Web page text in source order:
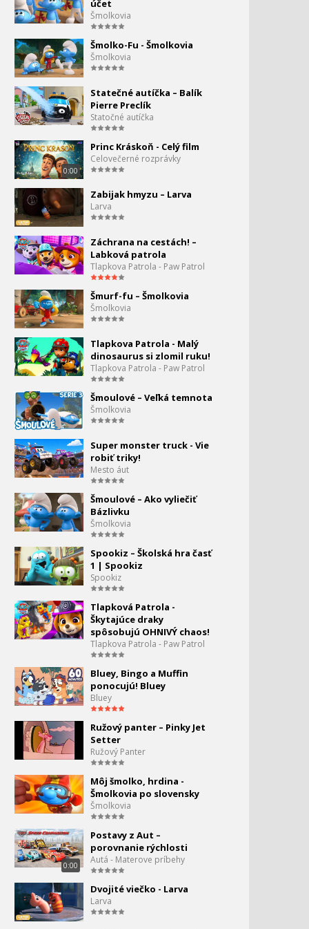
0:00
321. Tom a Jerry - Klasiky
Tom a Jerry - Na čerstvom
vzduchu
0:00
323.
Tom a Jerry -
Nezastaviteľný
0:00
324.
Tom a Jerry - ako
súrodenci
0:00
325. Tom a Jerry - Move it
Tom a Jerry - Piknik
Tom a Jerry - Tuffy
0:00
Tom a Jerry - Kráľovná
0:00
329.
Tom a Jerry - Toto muselo
bolieť
0:00
330.
Tom a Jerry - prázdniny
0:00
332. Tom a Jerry a vták
0:00
333. Tom a Jerry - Plavba
Tom a Jerry - Party
Tom a Jerry - 10 najlepších
priateľských momentov
kvetov
0:00
Tom a Jerry - Jerry v plnej
sile
Tom a Jerry - príjemný
Tom a Jerry - strašidelný
čas
340. Tom a Jerry - oddych
účet
Šmolkovia
Šmolko-Fu - Šmolkovia
Šmolkovia
Statečné autíčka – Balík
Pierre Preclík
Statočné autíčka
0:00
Princ Kráskoň - Celý film
Celovečerné rozprávky
Zabijak hmyzu – Larva
Larva
Záchrana na cestách! –
Labková patrola
Tlapkova Patrola - Paw Patrol
Šmurf-fu – Šmolkovia
Šmolkovia
Tlapkova Patrola - Malý
dinosaurus si zlomil ruku!
Tlapkova Patrola - Paw Patrol
Šmoulové – Veľká temnota
Šmolkovia
Super monster truck - Vie
robiť triky!
Mesto áut
Šmoulové – Ako vyliečiť
Bázlivku
Šmolkovia
Spookiz – Školská hra časť
1 | Spookiz
Spookiz
Tlapková Patrola -
Škytajúce draky
spôsobujú OHNIVÝ chaos!
Tlapkova Patrola - Paw Patrol
Bluey, Bingo a Muffin
ponocujú! Bluey
Bluey
Ružový panter – Pinky Jet
Setter
Ružový Panter
Môj šmolko, hrdina -
Šmolkovia po slovensky
Šmolkovia
0:00
Postavy z Aut –
porovnanie rýchlosti
Autá - Materove príbehy
Dvojité viečko - Larva
Larva